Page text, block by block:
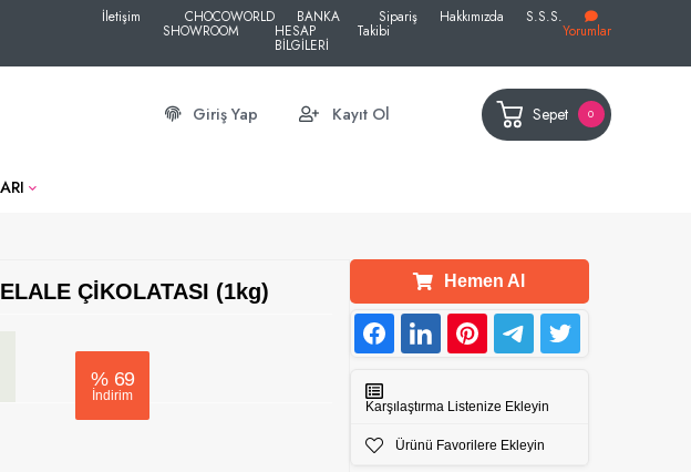
İletişim CHOCOWORLD
SHOWROOM
BANKA
HESAP
BİLGİLERİ
Sipariş
Takibi
Hakkımızda S.S.S.
Yorumlar
Giriş Yap Kayıt Ol Sepet 0
ÇİKOLATASI (1kg)
% 69
İndirim
Hemen Al
Karşılaştırma Listenize Ekleyin
Ürünü Favorilere Ekleyin